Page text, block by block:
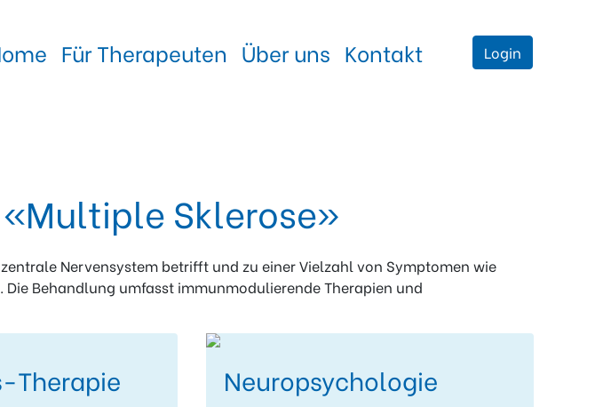
Für Therapeuten Über uns Kontakt Login
Sklerose»
Nervensystem betrifft und zu einer Vielzahl von Symptomen wie
Behandlung umfasst immunmodulierende Therapien und
Therapie Neuropsychologie